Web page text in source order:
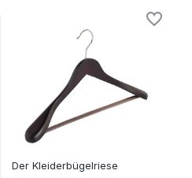
Der Kleiderbügelriese